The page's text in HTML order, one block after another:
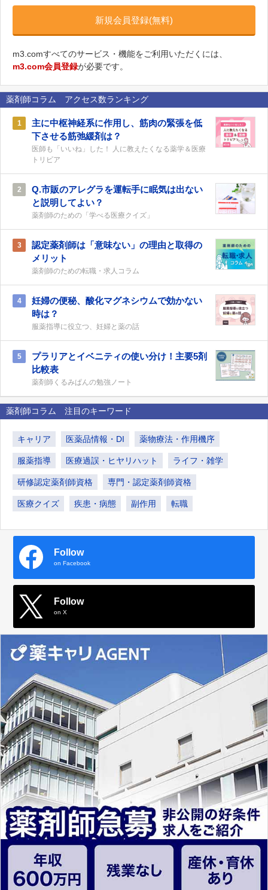
新規会員登録(無料)
m3.comすべてのサービス・機能をご利用いただくには、
m3.com会員登録が必要です。
薬剤師コラム アクセス数ランキング
1
主に中枢神経系に作用し、筋肉の緊張を低
下させる筋弛緩剤は？
医師も「いいね」した！ 人に教えたくなる薬学＆医療
トリビア
2
Q.市販のアレグラを運転手に眠気は出ない
と説明してよい？
薬剤師のための「学べる医療クイズ」
3
認定薬剤師は「意味ない」の理由と取得の
メリット
薬剤師のための転職・求人コラム
4
妊婦の便秘、酸化マグネシウムで効かない
時は？
服薬指導に役立つ、妊婦と薬の話
5
プラリアとイベニティの使い分け！主要5剤
比較表
薬剤師くるみぱんの勉強ノート
薬剤師コラム 注目のキーワード
キャリア 医薬品情報・DI 薬物療法・作用機序
服薬指導 医療過誤・ヒヤリハット ライフ・雑学
研修認定薬剤師資格 専門・認定薬剤師資格
医療クイズ 疾患・病態 副作用 転職
Follow
on Facebook
Follow
on X